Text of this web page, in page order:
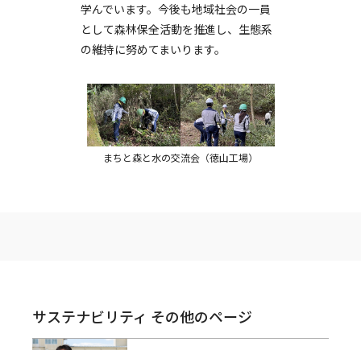
学んでいます。今後も地域社会の一員
として森林保全活動を推進し、生態系
の維持に努めてまいります。
まちと森と水の交流会（徳山工場）
サステナビリティ その他のページ